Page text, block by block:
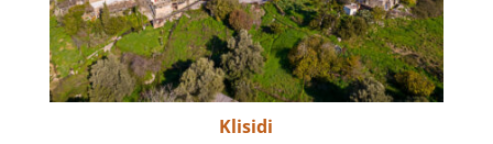
Klisidi